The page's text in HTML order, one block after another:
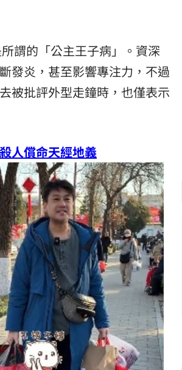
謂的「公主王子病」。資深
發炎，甚至影響專注力，不過
被批評外型走鐘時，也僅表示
人償命天經地義